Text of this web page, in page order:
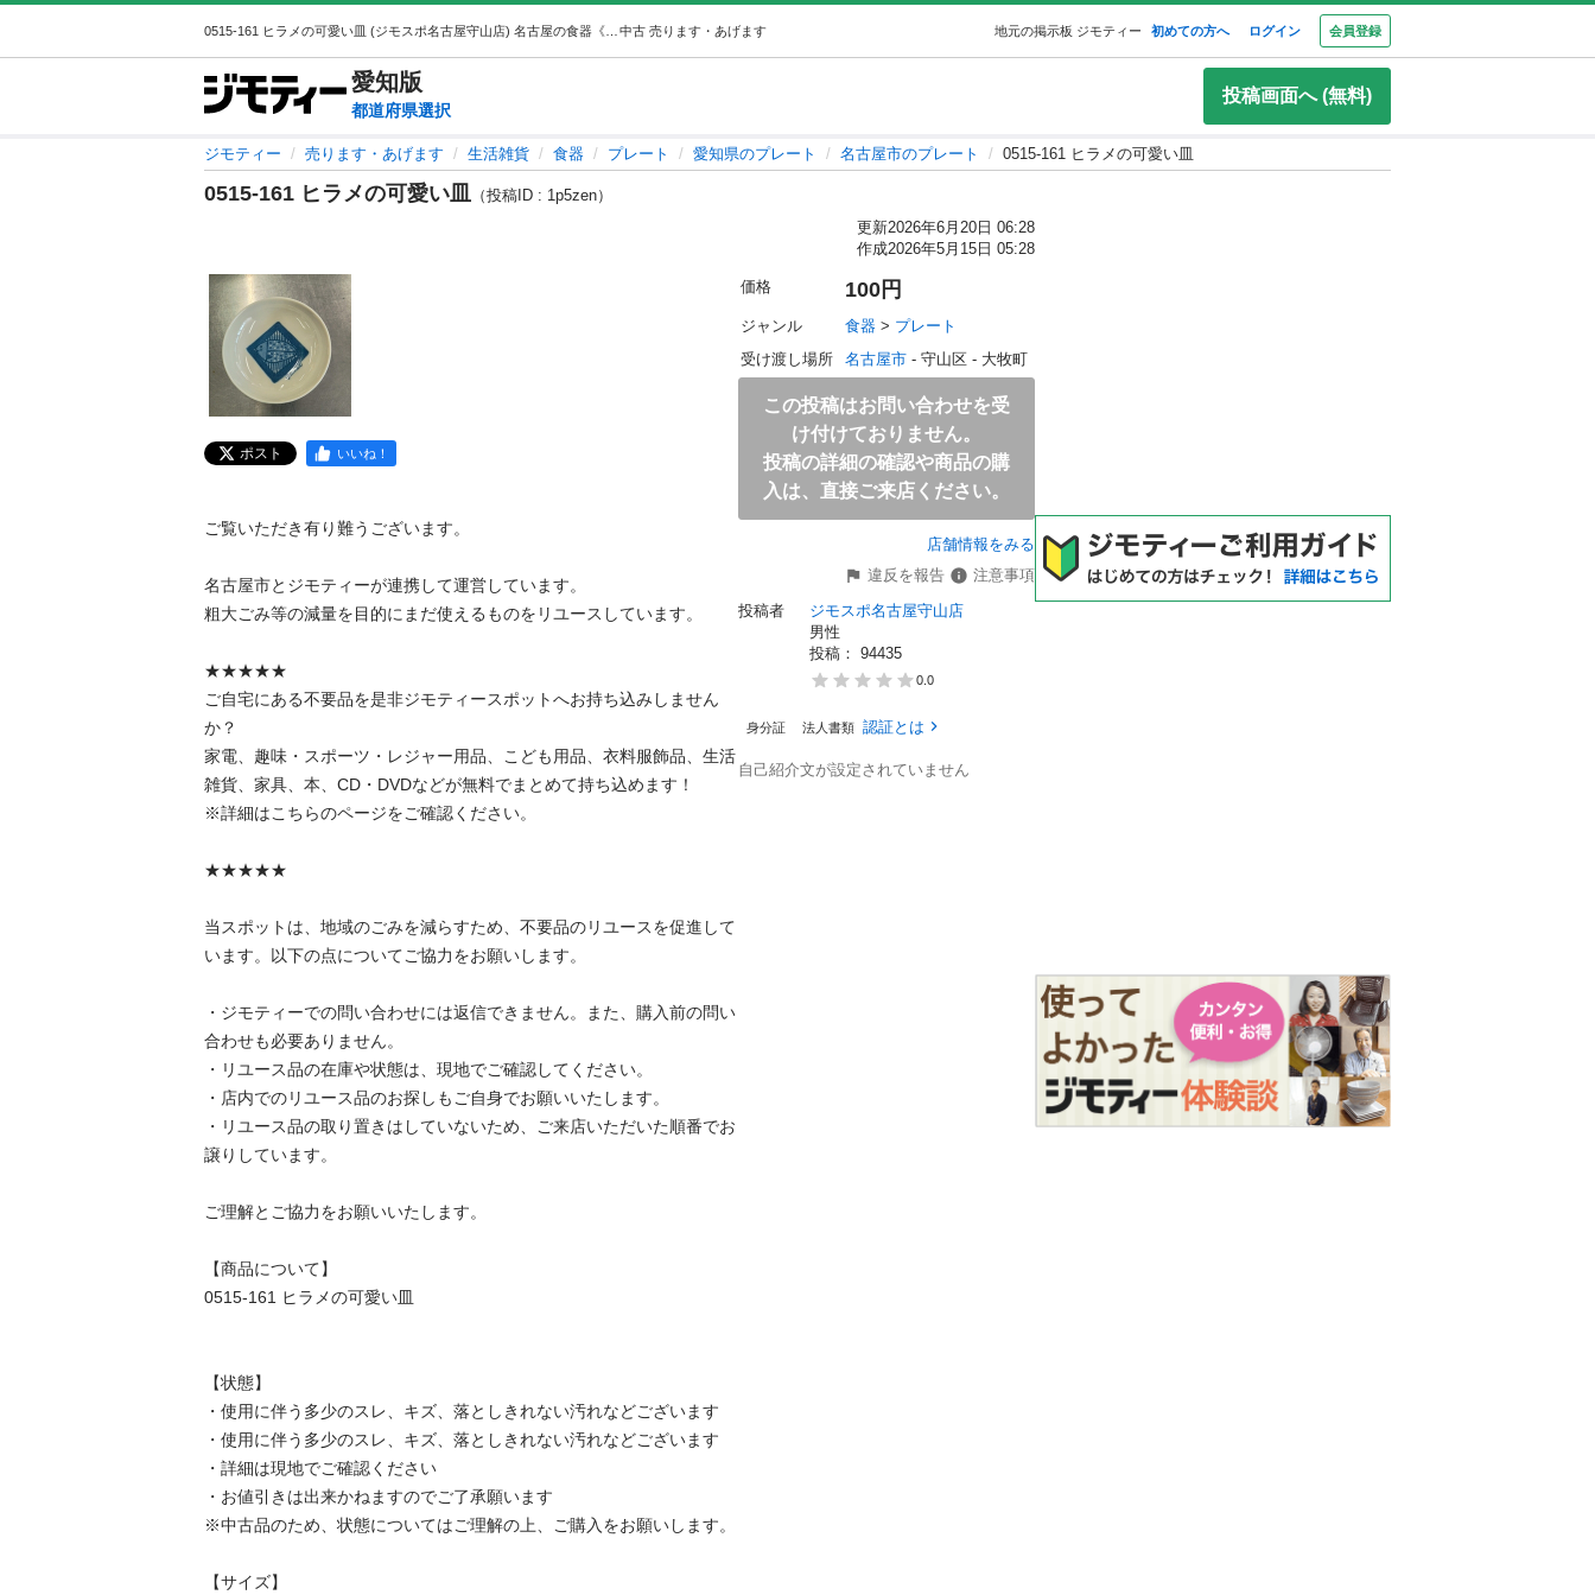
中古 売ります・あげます 地元の掲示板 ジモティー 初めての方へ ログイン 会員登録
愛知版
都道府県選択
投稿画面へ (無料)
ジモティー 売ります・あげます 生活雑貨 食器 プレート 愛知県のプレート 名古屋市のプレート 0515-161 ヒラメの可愛い皿
0515-161 ヒラメの可愛い皿 （投稿ID : 1p5zen）
更新2026年6月20日 06:28
作成2026年5月15日 05:28
ポスト いいね！
ご覧いただき有り難うございます。
名古屋市とジモティーが連携して運営しています。
粗⼤ごみ等の減量を⽬的にまだ使えるものをリユースしています。
★★★★★
ご自宅にある不要品を是非ジモティースポットへお持ち込みしません
か？
家電、趣味・スポーツ・レジャー用品、こども用品、衣料服飾品、生活
雑貨、家具、本、CD・DVDなどが無料でまとめて持ち込めます！
※詳細はこちらのページをご確認ください。
★★★★★
当スポットは、地域のごみを減らすため、不要品のリユースを促進して
います。以下の点についてご協力をお願いします。
・ジモティーでの問い合わせには返信できません。また、購入前の問い
合わせも必要ありません。
・リユース品の在庫や状態は、現地でご確認してください。
・店内でのリユース品のお探しもご自身でお願いいたします。
・リユース品の取り置きはしていないため、ご来店いただいた順番でお
譲りしています。
ご理解とご協力をお願いいたします。
【商品について】
0515-161 ヒラメの可愛い皿
【状態】
・使用に伴う多少のスレ、キズ、落としきれない汚れなどございます
・使用に伴う多少のスレ、キズ、落としきれない汚れなどございます
・詳細は現地でご確認ください
・お値引きは出来かねますのでご了承願います
※中古品のため、状態についてはご理解の上、ご購入をお願いします。
【サイズ】
価格 100円
ジャンル 食器 > プレート
受け渡し場所
名古屋市 - 守山区 - 大牧町
この投稿はお問い合わせを受
け付けておりません。
投稿の詳細の確認や商品の購
入は、直接ご来店ください。
店舗情報をみる
違反を報告
注意事項
投稿者
ジモスポ名古屋守山店
男性
投稿： 94435
0.0
身分証 法人書類 認証とは
自己紹介文が設定されていません